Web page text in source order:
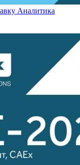
Аналитика